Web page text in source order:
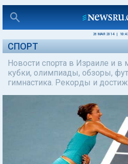
26 МАЯ 2014
СПОРТ
Новости спорта в Израиле и в
кубки, олимпиады, обзоры,
гимнастика. Рекорды и